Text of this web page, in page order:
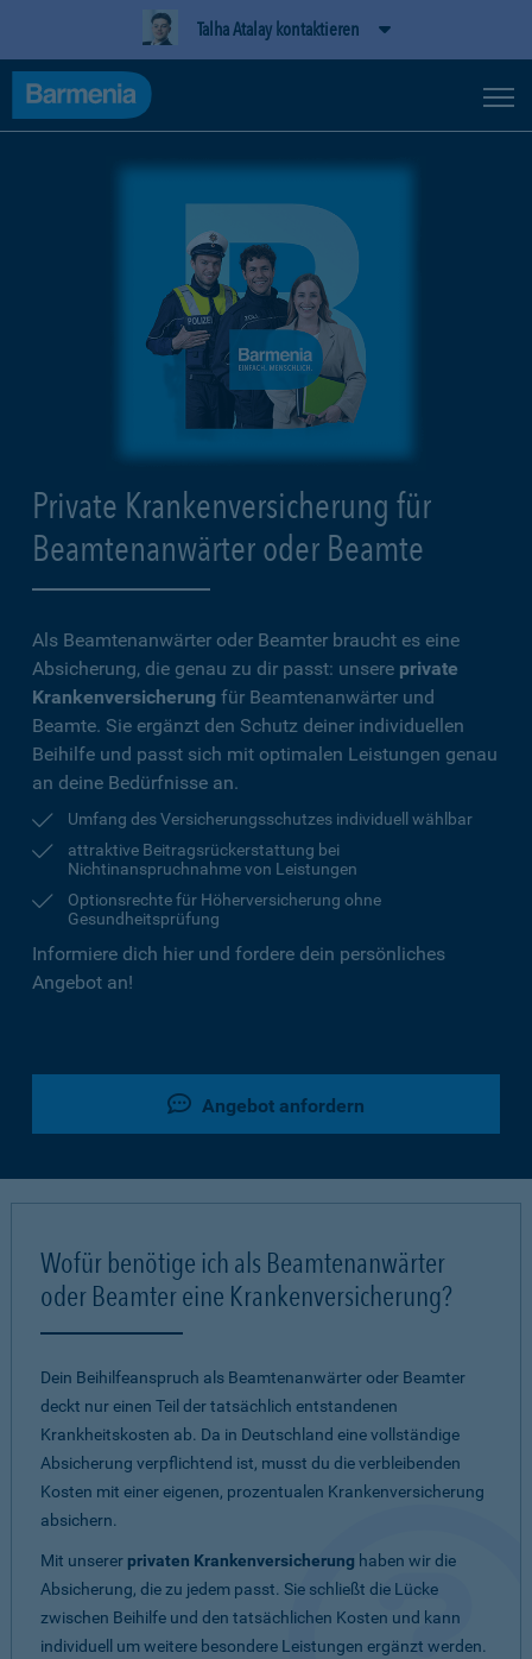
Talha Atalay kontaktieren
Private Krankenversicherung für
Beamtenanwärter oder Beamte
Als Beamtenanwärter oder Beamter braucht es eine
Absicherung, die genau zu dir passt: unsere private
Krankenversicherung für Beamtenanwärter und
Beamte. Sie ergänzt den Schutz deiner individuellen
Beihilfe und passt sich mit optimalen Leistungen genau
an deine Bedürfnisse an.
Umfang des Versicherungsschutzes individuell wählbar
attraktive Beitragsrückerstattung bei
Nichtinanspruchnahme von Leistungen
Optionsrechte für Höherversicherung ohne
Gesundheitsprüfung
Informiere dich hier und fordere dein persönliches
Angebot an!
Angebot anfordern
Wofür benötige ich als Beamtenanwärter
oder Beamter eine Krankenversicherung?
Dein Beihilfeanspruch als Beamtenanwärter oder Beamter
deckt nur einen Teil der tatsächlich entstandenen
Krankheitskosten ab. Da in Deutschland eine vollständige
Absicherung verpflichtend ist, musst du die verbleibenden
Kosten mit einer eigenen, prozentualen Krankenversicherung
absichern.
Mit unserer privaten Krankenversicherung haben wir die
Absicherung, die zu jedem passt. Sie schließt die Lücke
zwischen Beihilfe und den tatsächlichen Kosten und kann
individuell um weitere besondere Leistungen ergänzt werden.